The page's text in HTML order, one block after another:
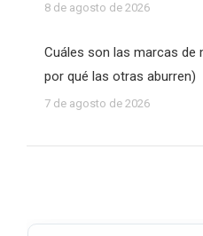
8 de agosto de 2026
Cuáles son las marcas
por qué las otras aburren)
7 de agosto de 2026